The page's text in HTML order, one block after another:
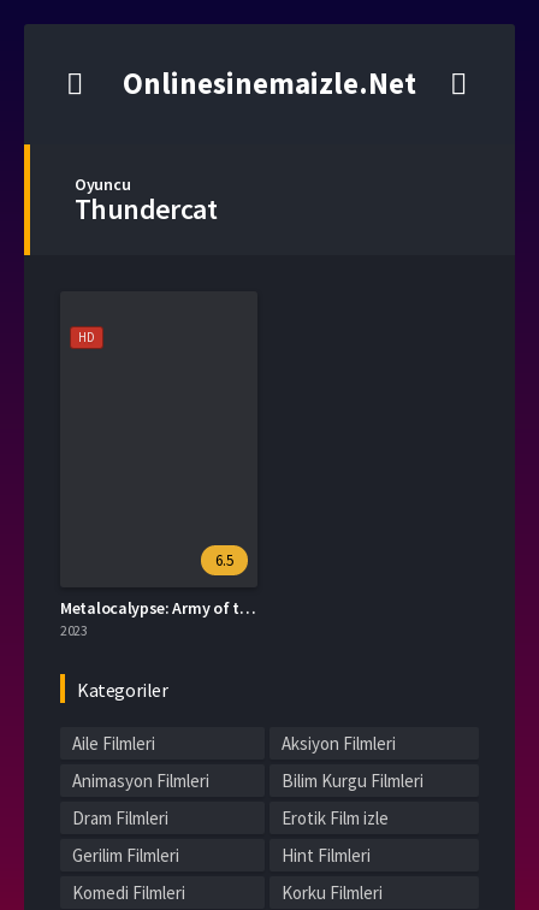
Onlinesinemaizle.Net
Oyuncu
Thundercat
HD
6.5
Metalocalypse: Army of the Doomstar (2023)
2023
Kategoriler
Aile Filmleri
Aksiyon Filmleri
Animasyon Filmleri
Bilim Kurgu Filmleri
Dram Filmleri
Erotik Film izle
Gerilim Filmleri
Hint Filmleri
Komedi Filmleri
Korku Filmleri